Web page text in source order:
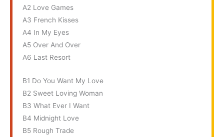
A2 Love Games
A3 French Kisses
A4 In My Eyes
A5 Over And Over
A6 Last Resort
B1 Do You Want My Love
B2 Sweet Loving Woman
B3 What Ever I Want
B4 Midnight Love
B5 Rough Trade